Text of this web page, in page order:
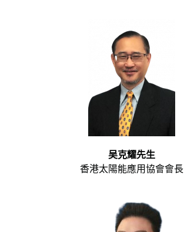
吴克耀先生
香港太陽能應用協會會長